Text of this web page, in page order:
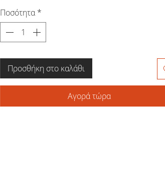
Ποσότητα *
Προσθήκη στο καλάθι
Αγορά τώρα